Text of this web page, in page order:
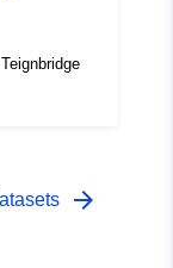
arrow_forward